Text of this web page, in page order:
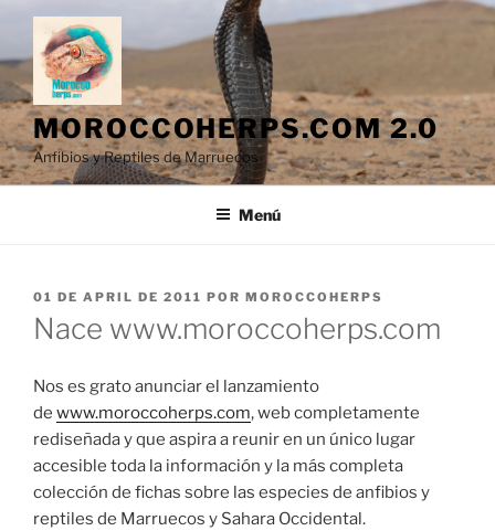
Saltar
contenido
MOROCCOHERPS.COM 2.0
Anfibios y Reptiles de Marruecos
Menú
PUBLICADO
EL
01 DE APRIL DE 2011 POR MOROCCOHERPS
Nace www.moroccoherps.com
Nos es grato anunciar el lanzamiento
de www.moroccoherps.com, web completamente
rediseñada y que aspira a reunir en un único lugar
accesible toda la información y la más completa
colección de fichas sobre las especies de anfibios y
reptiles de Marruecos y Sahara Occidental.